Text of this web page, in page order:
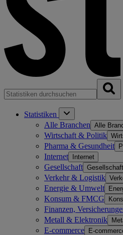
Statistiken
Alle Branchen Alle
Wirtschaft & Politik
Pharma & Gesundheit
Internet Internet
Gesellschaft Gesellschaft
Verkehr & Logistik
Energie & Umwelt
Konsum & FMCG
Finanzen,
Metall & Elektronik
E-commerce E-